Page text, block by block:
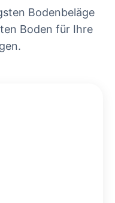
Bodenbeläge
Boden für Ihre